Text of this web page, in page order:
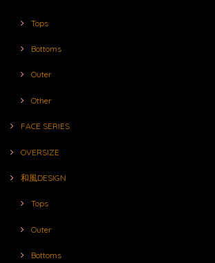
Tops
Bottoms
Outer
Other
FACE SERIES
OVERSIZE
和風DESIGN
Tops
Outer
Bottoms